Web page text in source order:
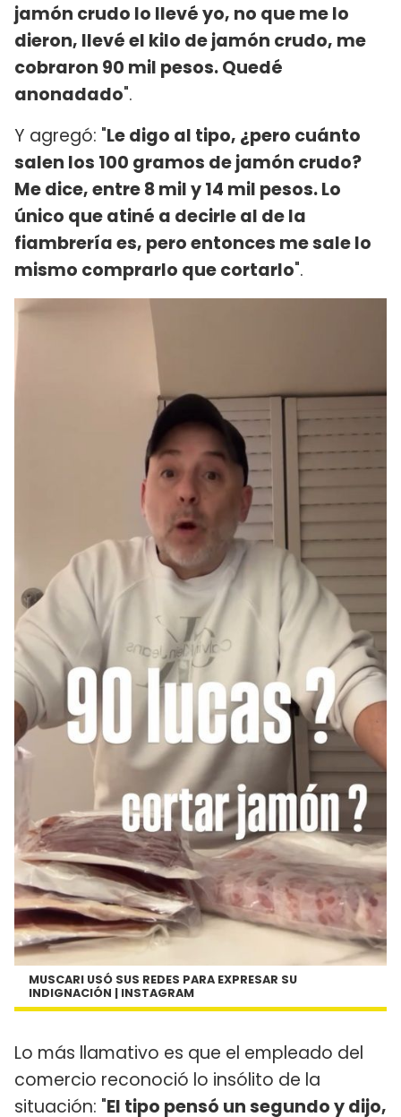
jamón crudo lo llevé yo, no que me lo
dieron, llevé el kilo de jamón crudo, me
cobraron 90 mil pesos. Quedé
anonadado".
Y agregó: "Le digo al tipo, ¿pero cuánto
salen los 100 gramos de jamón crudo?
Me dice, entre 8 mil y 14 mil pesos. Lo
único que atiné a decirle al de la
fiambrería es, pero entonces me sale lo
mismo comprarlo que cortarlo".
MUSCARI USÓ SUS REDES PARA EXPRESAR SU
INDIGNACIÓN | INSTAGRAM
Lo más llamativo es que el empleado del
comercio reconoció lo insólito de la
situación: "El tipo pensó un segundo y dijo,